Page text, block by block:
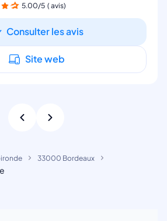
5.00/5 ( avis)
Consulter les avis
Site web
33000 Bordeaux